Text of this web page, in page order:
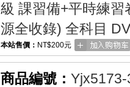
級 課習備+平時練
源全收錄) 全科目
本站售價： NT$200元
商品編號： Yjx5173-